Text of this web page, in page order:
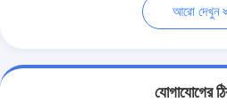
আরো দেখুন
যোগাযোগের